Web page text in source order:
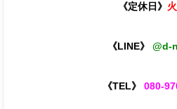
《定休日》
《LINE》 @d-
《TEL》 080-